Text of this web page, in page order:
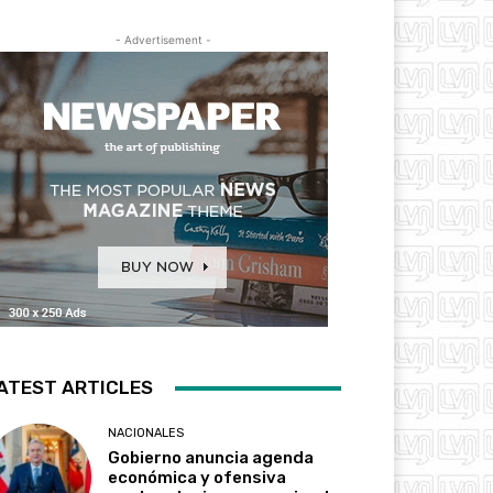
- Advertisement -
ARTICLES
NACIONALES
Gobierno anuncia agenda
económica y ofensiva